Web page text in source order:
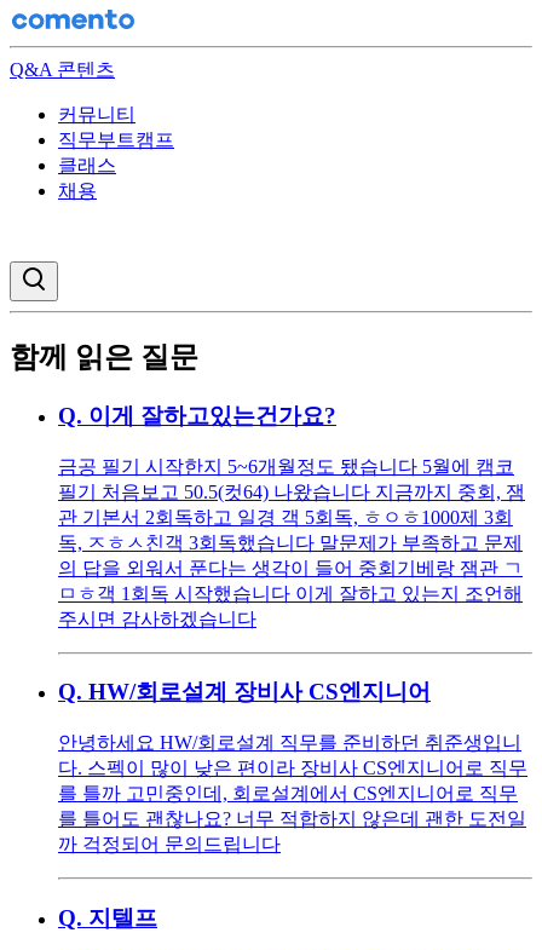
Q&A 콘텐츠
커뮤니티
직무부트캠프
클래스
채용
함께 읽은 질문
Q. 이게 잘하고있는건가요?
금공 필기 시작한지 5~6개월정도 됐습니다 5월에 캠코
필기 처음보고 50.5(컷64) 나왔습니다 지금까지 중회, 잼
관 기본서 2회독하고 일경 객 5회독, ㅎㅇㅎ1000제 3회
독, ㅈㅎㅅ친객 3회독했습니다 말문제가 부족하고 문제
의 답을 외워서 푼다는 생각이 들어 중회기베랑 잼관 ㄱ
ㅁㅎ객 1회독 시작했습니다 이게 잘하고 있는지 조언해
주시면 감사하겠습니다
Q. HW/회로설계 장비사 CS엔지니어
안녕하세요 HW/회로설계 직무를 준비하던 취준생입니
다. 스펙이 많이 낮은 편이라 장비사 CS엔지니어로 직무
를 틀까 고민중인데, 회로설계에서 CS엔지니어로 직무
를 틀어도 괜찮나요? 너무 적합하지 않은데 괜한 도전일
까 걱정되어 문의드립니다
Q. 지텔프